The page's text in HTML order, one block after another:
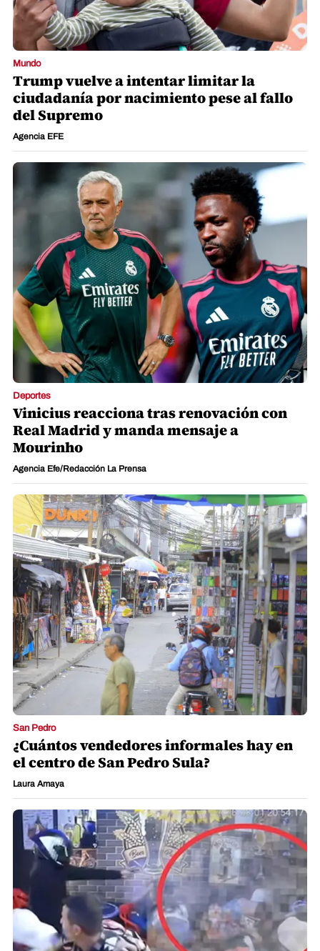
Mundo
Trump vuelve a intentar limitar la
ciudadanía por nacimiento pese al fallo
del Supremo
Agencia EFE
Deportes
Vinicius reacciona tras renovación con
Real Madrid y manda mensaje a
Mourinho
Agencia Efe/Redacción La Prensa
San Pedro
¿Cuántos vendedores informales hay en
el centro de San Pedro Sula?
Laura Amaya